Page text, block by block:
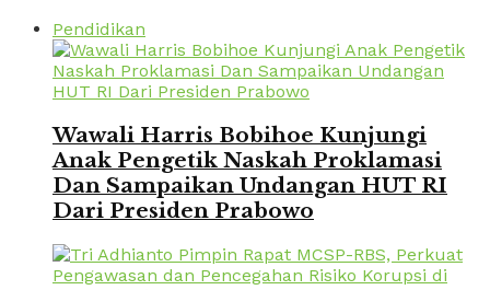
Pendidikan
Wawali Harris Bobihoe Kunjungi
Anak Pengetik Naskah Proklamasi
Dan Sampaikan Undangan HUT RI
Dari Presiden Prabowo